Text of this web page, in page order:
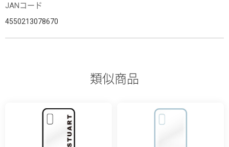
JANコード
4550213078670
類似商品